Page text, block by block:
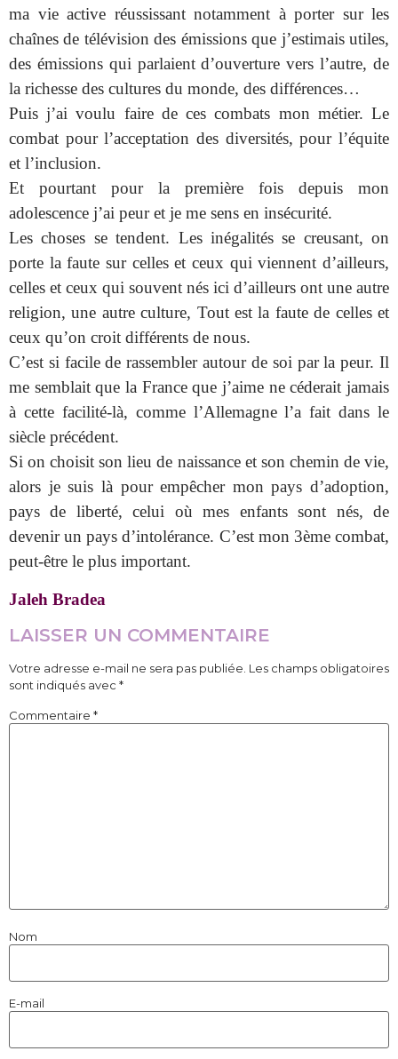
ma vie active réussissant notamment à porter sur les
chaînes de télévision des émissions que j’estimais utiles,
des émissions qui parlaient d’ouverture vers l’autre, de
la richesse des cultures du monde, des différences…
Puis j’ai voulu faire de ces combats mon métier. Le
combat pour l’acceptation des diversités, pour l’équite
et l’inclusion.
Et pourtant pour la première fois depuis mon
adolescence j’ai peur et je me sens en insécurité.
Les choses se tendent. Les inégalités se creusant, on
porte la faute sur celles et ceux qui viennent d’ailleurs,
celles et ceux qui souvent nés ici d’ailleurs ont une autre
religion, une autre culture, Tout est la faute de celles et
ceux qu’on croit différents de nous.
C’est si facile de rassembler autour de soi par la peur. Il
me semblait que la France que j’aime ne céderait jamais
à cette facilité-là, comme l’Allemagne l’a fait dans le
siècle précédent.
Si on choisit son lieu de naissance et son chemin de vie,
alors je suis là pour empêcher mon pays d’adoption,
pays de liberté, celui où mes enfants sont nés, de
devenir un pays d’intolérance. C’est mon 3ème combat,
peut-être le plus important.
Jaleh Bradea
LAISSER UN COMMENTAIRE
Votre adresse e-mail ne sera pas publiée. Les champs obligatoires
sont indiqués avec *
Commentaire *
Nom
E-mail